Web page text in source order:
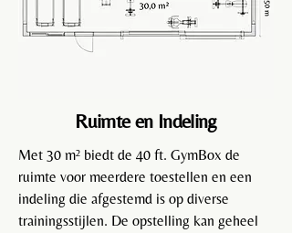
Ruimte en Indeling
Met 30 m² biedt de 40 ft. GymBox de
ruimte voor meerdere toestellen en een
indeling die afgestemd is op diverse
trainingsstijlen. De opstelling kan geheel